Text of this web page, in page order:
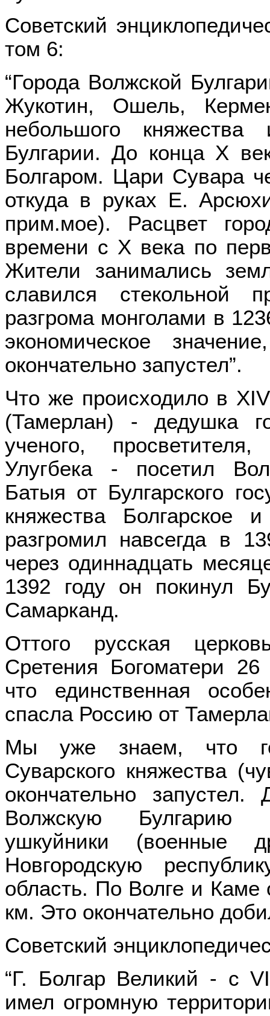
Советский
том 6:
“Города Волжской
Жукотин, Ошель,
небольшого
Булгарии. До конца Х
Болгаром. Цари Сувара
откуда в руках Е.
прим.мое). Расцвет
времени с Х века по
Жители занимались
славился стекольной
разгрома монголами в
экономическое
окончательно запустел”.
Что же происходило в
(Тамерлан) - дедушка
ученого,
Улугбека - посетил
Батыя от Булгарского
княжества
разгромил навсегда в
через одиннадцать
1392 году он покинул
Самарканд.
Оттого русская
Сретения Богоматери
что единственная
спасла Россию от
Мы уже знаем, что
Суварского княжества
окончательно
Волжскую Булгарию
ушкуйники (военные
Новгородскую
область. По Волге и
км. Это окончательно
Советский
“Г. Болгар Великий - с
имел огромную